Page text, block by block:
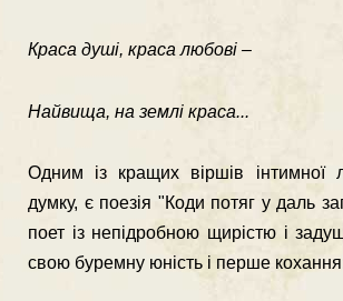
Краса душі, краса любові –
Найвища, на землі краса...
Одним із кращих віршів інтимної
думку, є по­езія "Коди потяг у даль
поет із непідробною щирістю і
свою буремну юність і перше